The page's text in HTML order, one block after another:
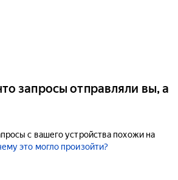
запросы отправляли вы, а
с вашего устройства похожи на
это могло произойти?